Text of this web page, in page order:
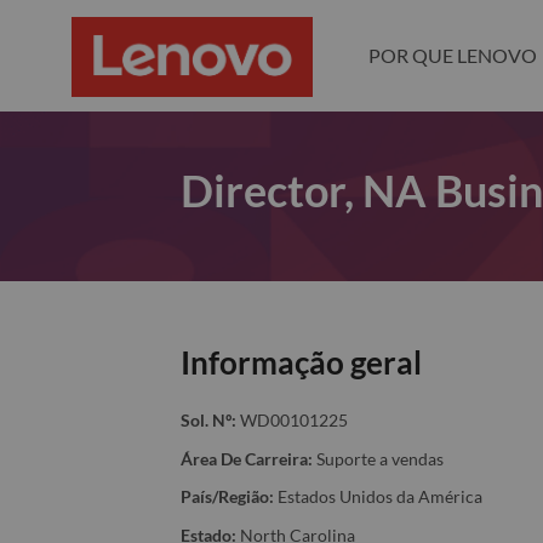
POR QUE LENOVO
Director, NA
Informação geral
Sol. Nº: WD00101225
Área De Carreira: Suporte a vendas
País/Região: Estados Unidos da América
Estado: North Carolina